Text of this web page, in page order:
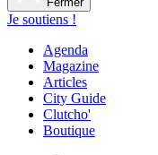
Je soutiens !
Agenda
Magazine
Articles
City Guide
Clutcho'
Boutique